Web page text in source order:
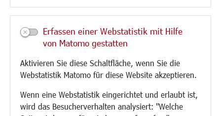
Erfassen einer Webstatistik mit Hilfe
von Matomo gestatten
Aktivieren Sie diese Schaltfläche, wenn Sie die
Webstatistik Matomo für diese Website akzeptieren.
Wenn eine Webstatistik eingerichtet und erlaubt ist,
wird das Besucherverhalten analysiert: "Welche
Kultur/Freizeit/Tourismus
Veranstaltungen
Neue Stadthalle Langen
Bäder
Musikschule
Stadtbücherei
Stadtarchiv